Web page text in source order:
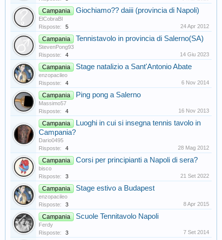
Campania Giochiamo?? daiii (provincia di Napoli)
ElCobraBI
Risposte:
5 24 Apr 2012
Campania Tennistavolo in provincia di Salerno(SA)
StevenPong93
Risposte:
4 14 Giu 2023
Campania Stage natalizio a Sant'Antonio Abate
enzopacileo
Risposte:
4 6 Nov 2014
Campania Ping pong a Salerno
Massimo57
Risposte:
4 16 Nov 2013
Campania
Luoghi in cui si insegna tennis tavolo in
Campania?
Dario0495
Risposte:
4 28 Mag 2012
Campania Corsi per principianti a Napoli di sera?
bisco
Risposte:
3 21 Set 2022
Campania Stage estivo a Budapest
enzopacileo
Risposte:
3 8 Apr 2015
Campania Scuole Tennitavolo Napoli
Ferdy
Risposte:
3 7 Set 2014